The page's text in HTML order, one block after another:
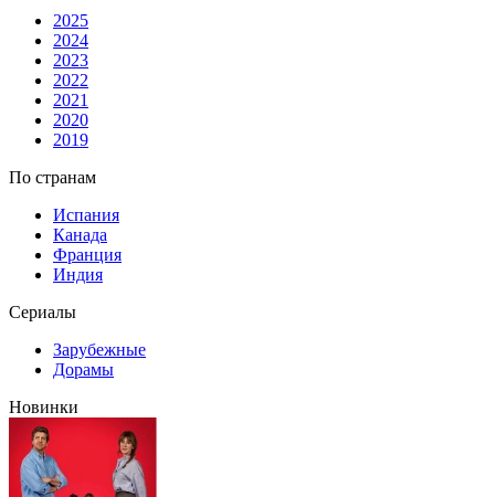
2025
2024
2023
2022
2021
2020
2019
По странам
Испания
Канада
Франция
Индия
Сериалы
Зарубежные
Дорамы
Новинки